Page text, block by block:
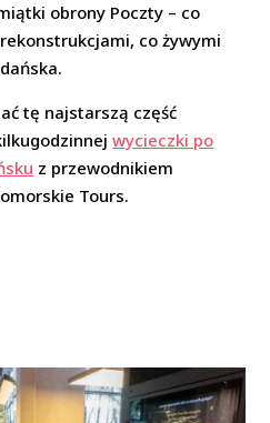
obrony Poczty – co
co żywymi
tę najstarszą część
wycieczki po
z przewodnikiem
Tours.